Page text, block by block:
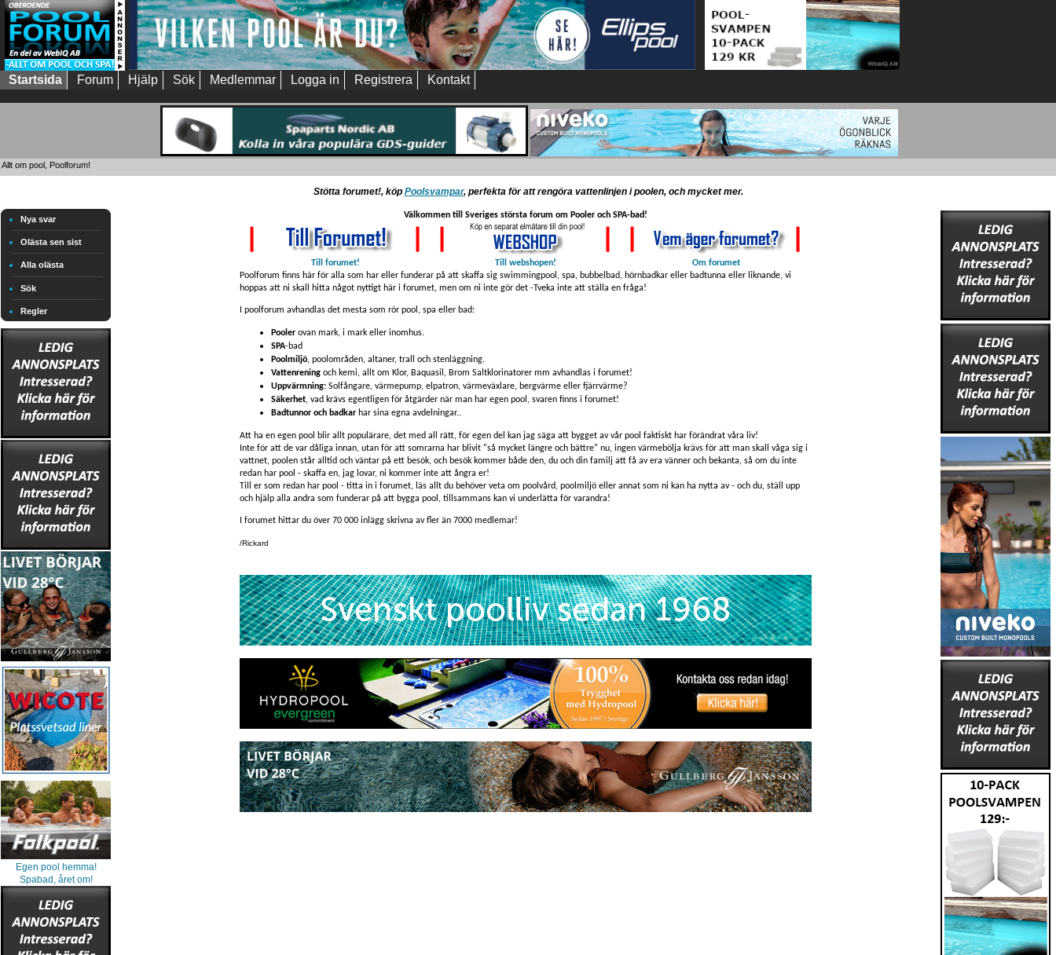
Startsida Forum Hjälp Sök Medlemmar Logga in Registrera Kontakt
Allt om pool, Poolforum!
Stötta forumet!, köp Poolsvampar, perfekta för att rengöra vattenlinjen i poolen, och mycket mer.
Nya svar
Olästa sen sist
Alla olästa
Sök
Regler
Egen pool hemma!
Spabad, året om!
Välkommen till Sveriges största forum om Pooler och SPA-bad!
Till forumet! Till webshopen!
Om forumet
Poolforum finns här för alla som har eller funderar på att skaffa sig swimmingpool, spa, bubbelbad, hörnbadkar eller badtunna eller liknande, vi
hoppas att ni skall hitta något nyttigt här i forumet, men om ni inte gör det -Tveka inte att ställa en fråga!
I poolforum avhandlas det mesta som rör pool, spa eller bad:
Pooler ovan mark, i mark eller inomhus.
SPA-bad
Poolmiljö, poolområden, altaner, trall och stenläggning.
Vattenrening och kemi, allt om Klor, Baquasil, Brom Saltklorinatorer mm avhandlas i forumet!
Uppvärmning: Solfångare, värmepump, elpatron, värmeväxlare, bergvärme eller fjärrvärme?
Säkerhet, vad krävs egentligen för åtgärder när man har egen pool, svaren finns i forumet!
Badtunnor och badkar har sina egna avdelningar..
Att ha en egen pool blir allt populärare, det med all rätt, för egen del kan jag säga att bygget av vår pool faktiskt har förändrat våra liv!
Inte för att de var dåliga innan, utan för att somrarna har blivit "så mycket längre och bättre" nu, ingen värmebölja krävs för att man skall våga sig i
vattnet, poolen står alltid och väntar på ett besök, och besök kommer både den, du och din familj att få av era vänner och bekanta, så om du inte
redan har pool - skaffa en, jag lovar, ni kommer inte att ångra er!
Till er som redan har pool - titta in i forumet, läs allt du behöver veta om poolvård, poolmiljö eller annat som ni kan ha nytta av - och du, ställ upp
och hjälp alla andra som funderar på att bygga pool, tillsammans kan vi underlätta för varandra!
I forumet hittar du över 70 000 inlägg skrivna av fler än 7000 medlemar!
/Rickard